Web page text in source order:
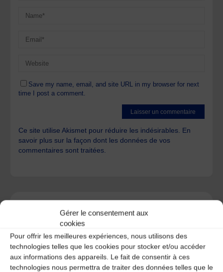
Gérer le consentement aux
cookies
Pour offrir les meilleures expériences, nous utilisons des
technologies telles que les cookies pour stocker et/ou accéder
aux informations des appareils. Le fait de consentir à ces
technologies nous permettra de traiter des données telles que le
Save my name, email, and site URL in my browser for next
time I post a comment.
Ce site utilise Akismet pour réduire les indésirables. En
savoir plus sur la façon dont les données de vos
commentaires sont traitées.